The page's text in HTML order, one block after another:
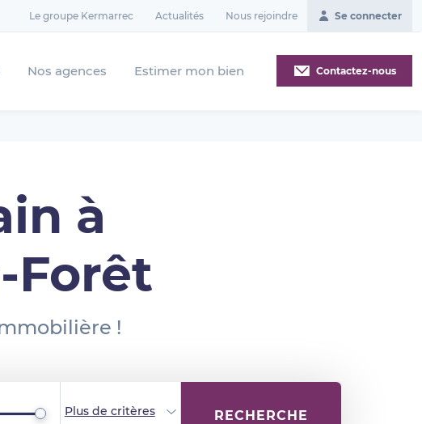
Le groupe Kermarrec Actualités Nous rejoindre Se connecter
Nos agences Estimer mon bien Contactez-nous
à
Forêt
!
Plus de critères RECHERCHE